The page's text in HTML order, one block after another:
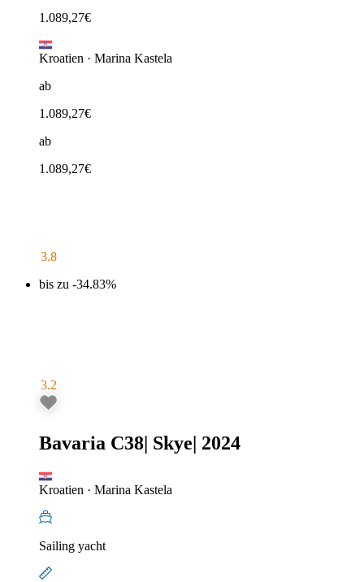
1.089,27€
Kroatien · Marina Kastela
ab
1.089,27€
ab
1.089,27€
3.8
bis zu -34.83%
3.2
Bavaria C38| Skye| 2024
Kroatien · Marina Kastela
Sailing yacht